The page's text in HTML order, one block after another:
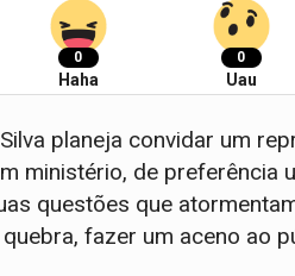
0
Haha
0
Uau
planeja convidar um
ministério, de preferência
questões que
fazer um aceno ao